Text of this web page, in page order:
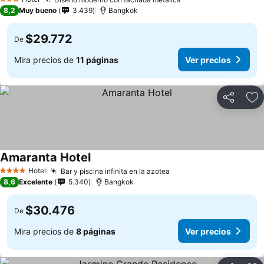
3 Estrellas
8,2 Muy bueno 3.439 Bangkok
De $29.772
Mira precios de 11 páginas Ver precios
Compartir
4 EstrellasHotel Bar y piscina infinita en la azotea
Amaranta Hotel
8,6 Excelente 5.340 Bangkok
De $30.476
Mira precios de 8 páginas Ver precios